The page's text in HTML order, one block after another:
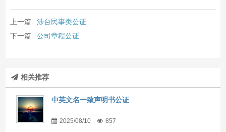
上一篇: 涉台民事类公证
下一篇: 公司章程公证
相关推荐
中英文名一致声明书公证
2025/08/10 857